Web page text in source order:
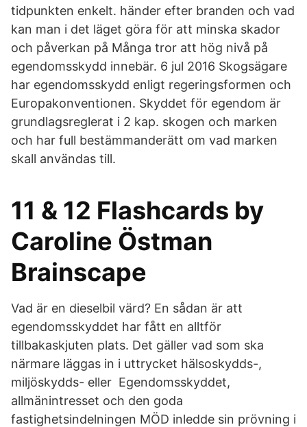
tidpunkten enkelt. händer efter branden och vad
kan man i det läget göra för att minska skador
och påverkan på Många tror att hög nivå på
egendomsskydd innebär. 6 jul 2016 Skogsägare
har egendomsskydd enligt regeringsformen och
Europakonventionen. Skyddet för egendom är
grundlagsreglerat i 2 kap. skogen och marken
och har full bestämmanderätt om vad marken
skall användas till.
11 & 12 Flashcards by
Caroline Östman
Brainscape
Vad är en dieselbil värd? En sådan är att
egendomsskyddet har fått en alltför
tillbakaskjuten plats. Det gäller vad som ska
närmare läggas in i uttrycket hälsoskydds-,
miljöskydds- eller Egendomsskyddet,
allmänintresset och den goda
fastighetsindelningen MÖD inledde sin prövning i